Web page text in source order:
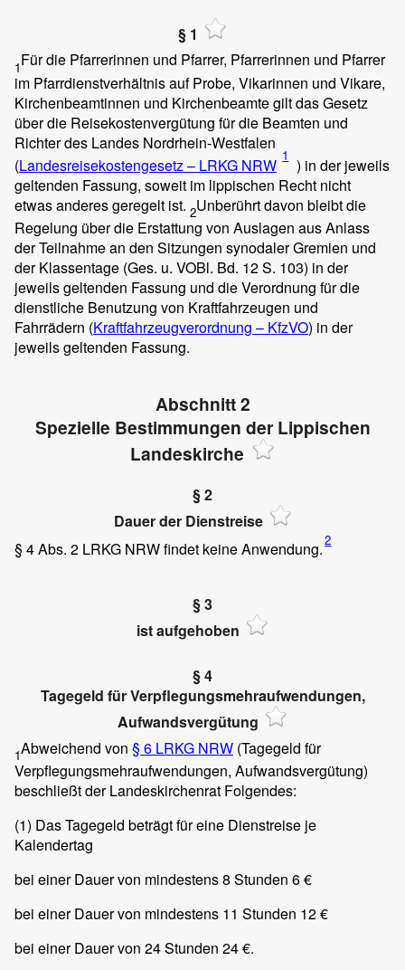
§ 1
1Für die Pfarrerinnen und Pfarrer, Pfarrerinnen und Pfarrer
im Pfarrdienstverhältnis auf Probe, Vikarinnen und Vikare,
Kirchenbeamtinnen und Kirchenbeamte gilt das Gesetz
über die Reisekostenvergütung für die Beamten und
Richter des Landes Nordrhein-Westfalen
(Landesreisekostengesetz – LRKG NRW 1 ) in der jeweils
geltenden Fassung, soweit im lippischen Recht nicht
etwas anderes geregelt ist. 2Unberührt davon bleibt die
Regelung über die Erstattung von Auslagen aus Anlass
der Teilnahme an den Sitzungen synodaler Gremien und
der Klassentage (Ges. u. VOBl. Bd. 12 S. 103) in der
jeweils geltenden Fassung und die Verordnung für die
dienstliche Benutzung von Kraftfahrzeugen und
Fahrrädern (Kraftfahrzeugverordnung – KfzVO) in der
jeweils geltenden Fassung.
Abschnitt 2
Spezielle Bestimmungen der Lippischen
Landeskirche
§ 2
Dauer der Dienstreise
§ 4 Abs. 2 LRKG NRW findet keine Anwendung.2
§ 3
ist aufgehoben
§ 4
Tagegeld für Verpflegungsmehraufwendungen,
Aufwandsvergütung
1Abweichend von § 6 LRKG NRW (Tagegeld für
Verpflegungsmehraufwendungen, Aufwandsvergütung)
beschließt der Landeskirchenrat Folgendes:
(1) Das Tagegeld beträgt für eine Dienstreise je
Kalendertag
bei einer Dauer von mindestens 8 Stunden 6 €
bei einer Dauer von mindestens 11 Stunden 12 €
bei einer Dauer von 24 Stunden 24 €.